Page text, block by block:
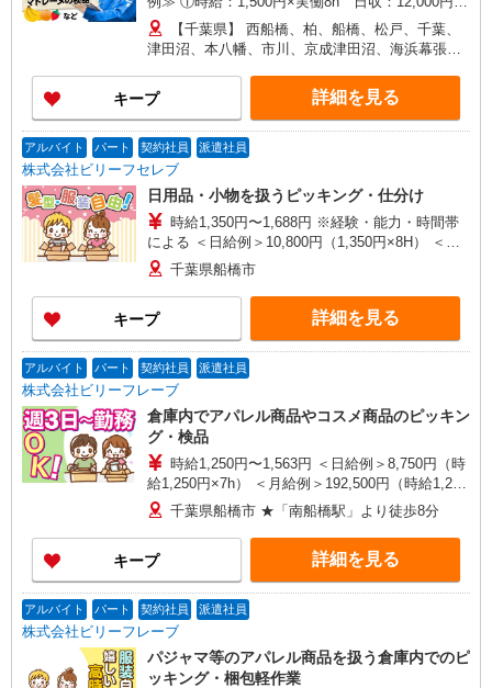
②時給：1,450円×実働8h+期間限定特別手当：400
円 日収：12,000円 ③時給：1,400円×実働8h+期
間限定特別手当：800円 日収：12,000円 ◎日払
い・週払い選択可能（日払いは手数料なし） ◎残
業手当、リーダー手当、深夜手当あり！
【千葉県】 西船橋、柏、船橋、松戸、千葉、
津田沼、本八幡、市川、京成津田沼、海浜幕張、
沼、南柏、行徳、馬橋、他 他にも一都三県各地に
あり。ご希望をお聞かせください。 ☆送迎バス有
／バイク・自転車通勤OKなどの勤務地もアリ
キープ 詳細を見る
アルバイト パート 契約社員 派遣社員
株式会社ビリーフセレブ
日用品・小物を扱うピッキング・仕分け
時給1,350円〜1,688円 ※経験・能力・時間帯
による ＜日給例＞10,800円（1,350円×8H） ＜月
給例＞237,600円（1,350円×8H×22日）
千葉県船橋市
キープ 詳細を見る
アルバイト パート 契約社員 派遣社員
株式会社ビリーフレーブ
倉庫内でアパレル商品やコスメ商品のピッキン
グ・検品
時給1,250円〜1,563円 ＜日給例＞8,750円（時
給1,250円×7h） ＜月給例＞192,500円（時給1,250
円×7h×22日） ※経験・能力による
千葉県船橋市 ★「南船橋駅」より徒歩8分
キープ 詳細を見る
アルバイト パート 契約社員 派遣社員
株式会社ビリーフレーブ
パジャマ等のアパレル商品を扱う倉庫内でのピ
ッキング・梱包軽作業